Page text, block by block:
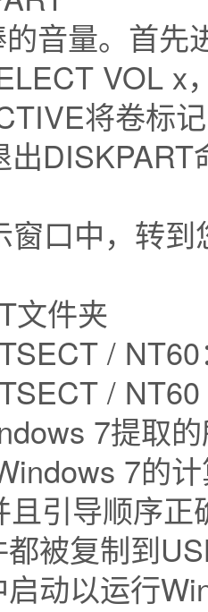
音量。首先
VOL x
将卷标
窗口中，转
文件夹
/
/
7提取
7的
且引导顺序正
被复制到
动以运行